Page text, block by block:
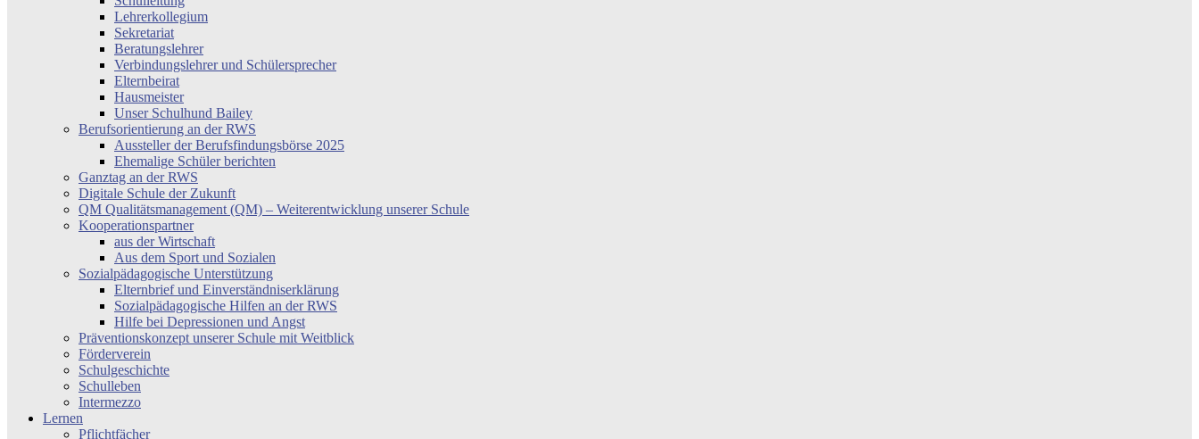
Lehrerkollegium
Sekretariat
Beratungslehrer
Verbindungslehrer und Schülersprecher
Elternbeirat
Hausmeister
Unser Schulhund Bailey
Berufsorientierung an der RWS
Aussteller der Berufsfindungsbörse 2025
Ehemalige Schüler berichten
Ganztag an der RWS
Digitale Schule der Zukunft
QM Qualitätsmanagement (QM) – Weiterentwicklung unserer Schule
Kooperationspartner
aus der Wirtschaft
Aus dem Sport und Sozialen
Sozialpädagogische Unterstützung
Elternbrief und Einverständniserklärung
Sozialpädagogische Hilfen an der RWS
Hilfe bei Depressionen und Angst
Präventionskonzept unserer Schule mit Weitblick
Förderverein
Schulgeschichte
Schulleben
Intermezzo
Lernen
Pflichtfächer